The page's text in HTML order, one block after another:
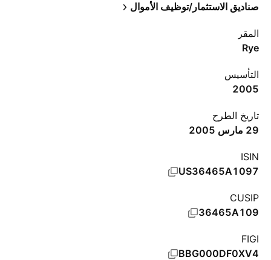
صناديق الاستثمار/توظيف الأموال
المقر
Rye
التأسيس
2005
تاريخ الطرح
29 مارس 2005
ISIN
US36465A1097
CUSIP
36465A109
FIGI
BBG000DF0XV4